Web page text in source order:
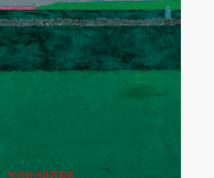
형의 요소로서 무엇보다
으로 기하학적인 형태의
다. 이들의 작품에 보이는
에서 색이 더욱 돋보이게
생동하며, 순수한
계를 향해 나아간다.
는 반복적인 작가의